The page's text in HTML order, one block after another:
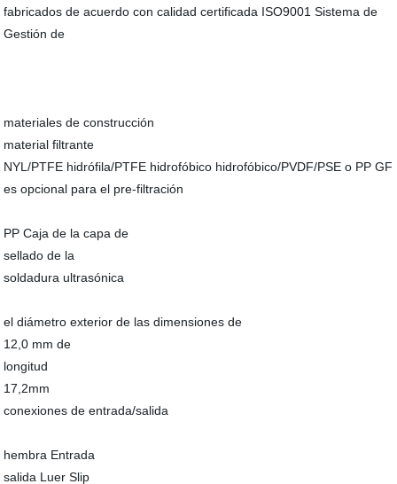
fabricados de acuerdo con calidad certificada ISO9001 Sistema de
Gestión de
materiales de construcción
material filtrante
NYL/PTFE hidrófila/PTFE hidrofóbico hidrofóbico/PVDF/PSE o PP GF
es opcional para el pre-filtración
PP Caja de la capa de
sellado de la
soldadura ultrasónica
el diámetro exterior de las dimensiones de
12,0 mm de
longitud
17,2mm
conexiones de entrada/salida
hembra Entrada
salida Luer Slip